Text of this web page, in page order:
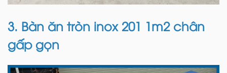
3. Bàn ăn tròn inox 201 1m2 chân
gấp gọn